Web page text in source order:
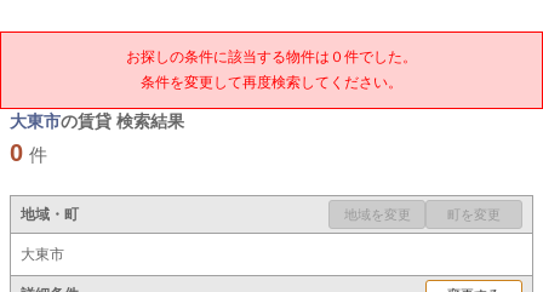
お探しの条件に該当する物件は０件でした。
条件を変更して再度検索してください。
大東市の賃貸 検索結果
0 件
地域・町 地域を変更 町を変更
大東市